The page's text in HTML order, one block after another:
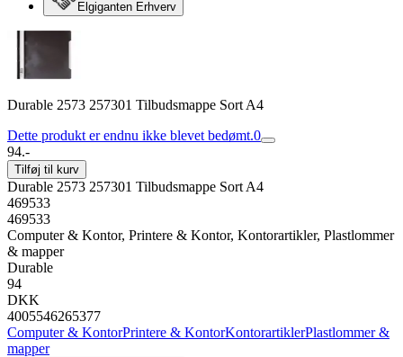
Elgiganten Erhverv
Durable 2573 257301 Tilbudsmappe Sort A4
Dette produkt er endnu ikke blevet bedømt.0
94.-
Tilføj til kurv
Durable 2573 257301 Tilbudsmappe Sort A4
469533
469533
Computer & Kontor, Printere & Kontor, Kontorartikler, Plastlommer
& mapper
Durable
94
DKK
4005546265377
Computer & KontorPrintere & KontorKontorartiklerPlastlommer &
mapper